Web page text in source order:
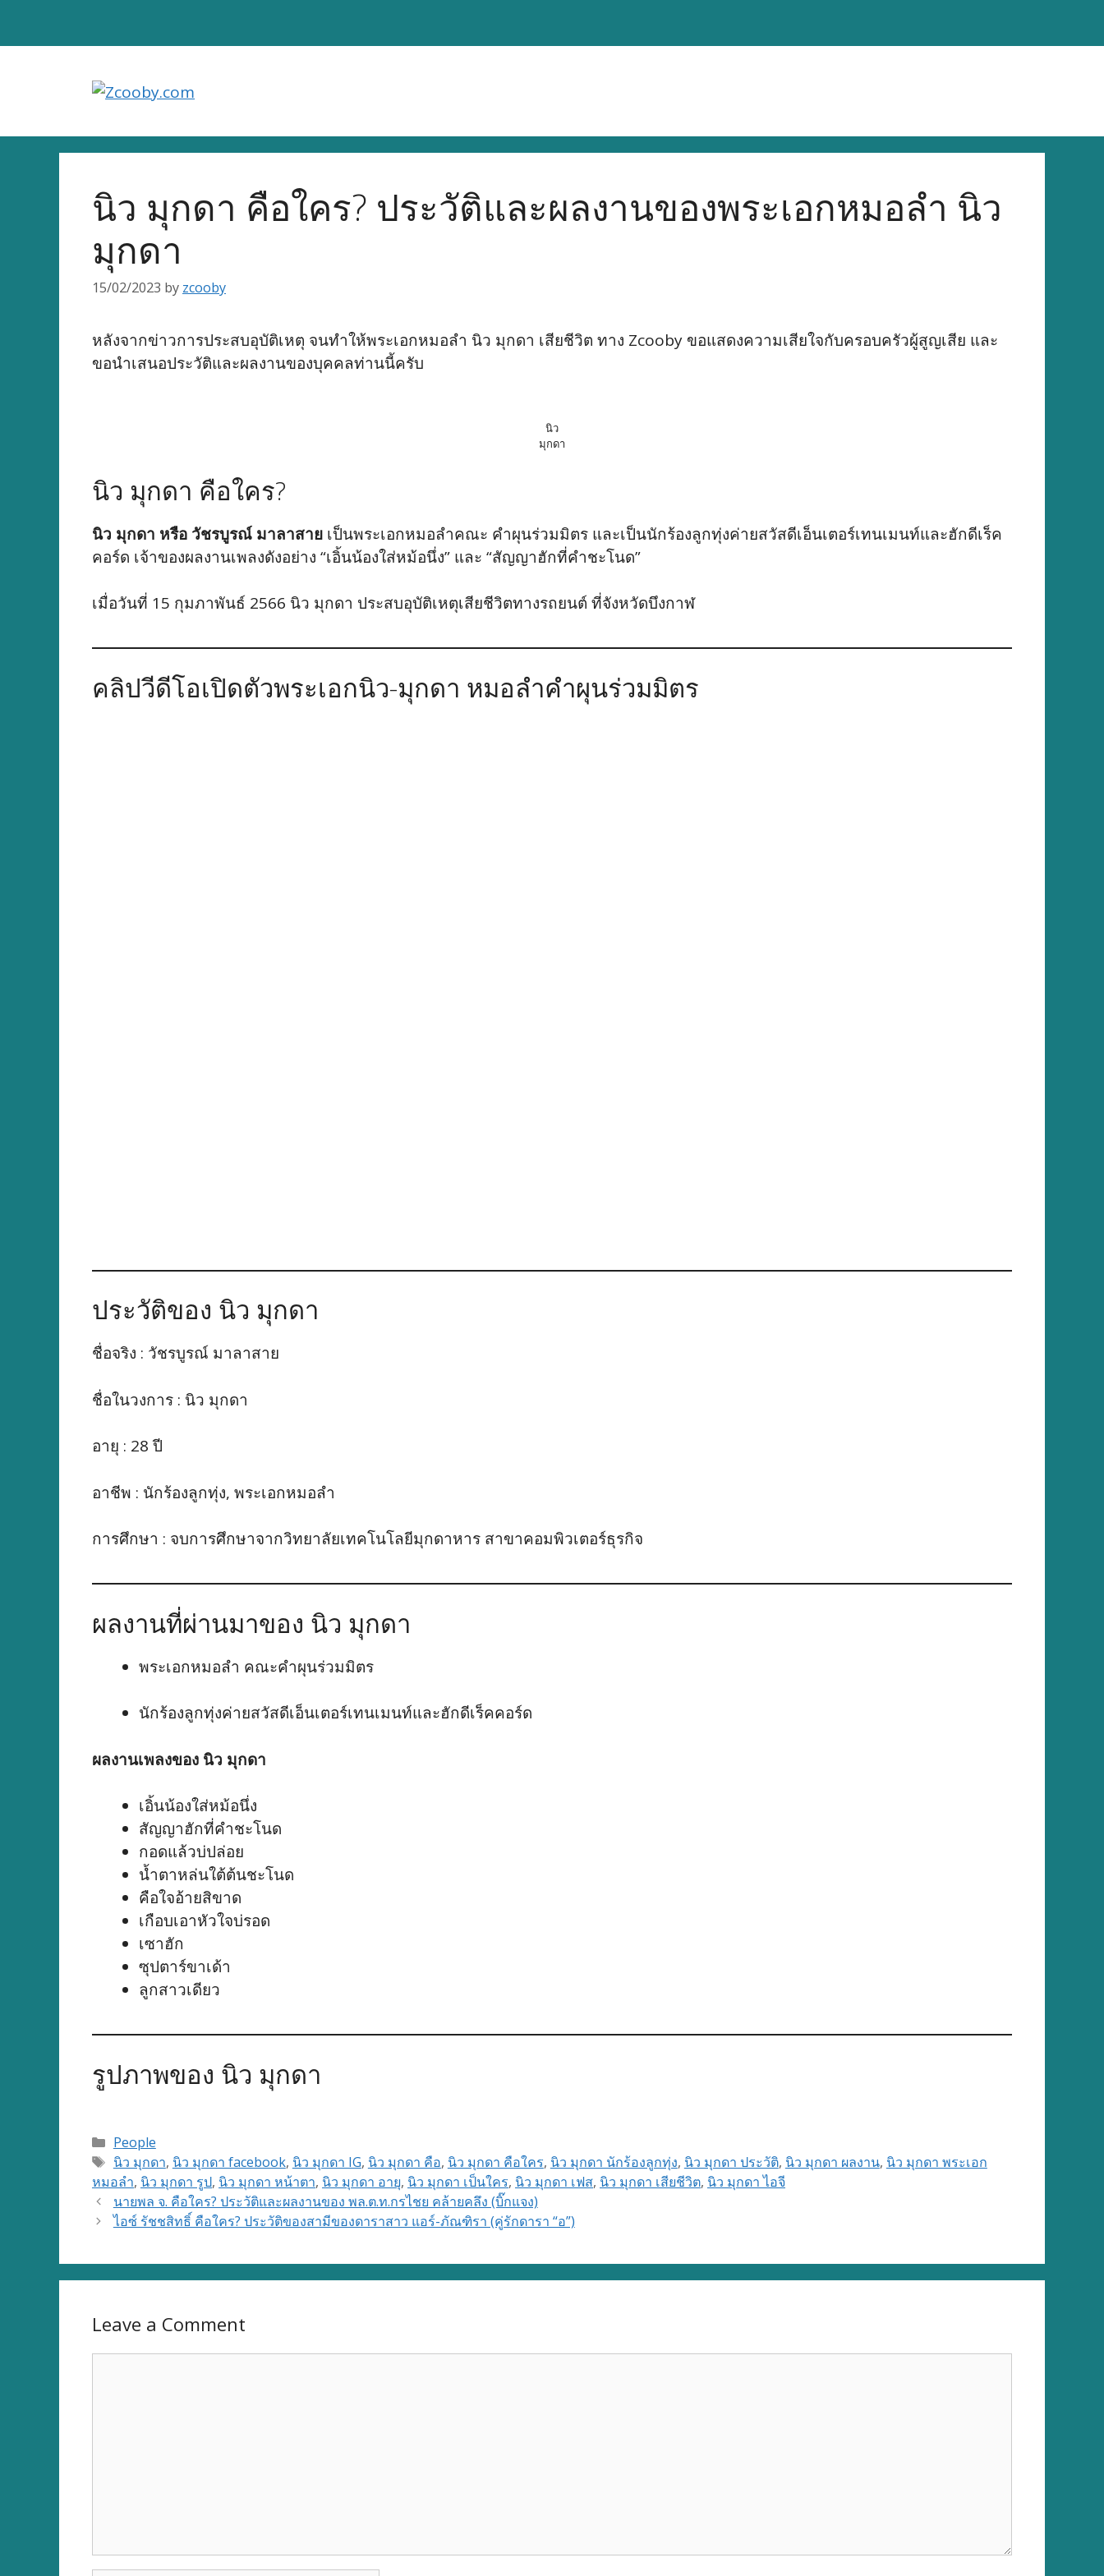
นิว มุกดา คือใคร? ประวัติและผลงานของพระเอกหมอลำ นิว
มุกดา
15/02/2023 by zcooby
หลังจากข่าวการประสบอุบัติเหตุ จนทำให้พระเอกหมอลำ นิว มุกดา เสียชีวิต ทาง Zcooby ขอแสดงความเสียใจกับครอบครัวผู้สูญเสีย และ
ขอนำเสนอประวัติและผลงานของบุคคลท่านนี้ครับ
นิว
มุกดา
นิว มุกดา คือใคร?
นิว มุกดา หรือ วัชรบูรณ์ มาลาสาย เป็นพระเอกหมอลำคณะ คำผุนร่วมมิตร และเป็นนักร้องลูกทุ่งค่ายสวัสดีเอ็นเตอร์เทนเมนท์และฮักดีเร็ค
คอร์ด เจ้าของผลงานเพลงดังอย่าง “เอิ้นน้องใส่หม้อนึ่ง” และ “สัญญาฮักที่คำชะโนด”
เมื่อวันที่ 15 กุมภาพันธ์ 2566 นิว มุกดา ประสบอุบัติเหตุเสียชีวิตทางรถยนต์ ที่จังหวัดบึงกาฬ
คลิปวีดีโอเปิดตัวพระเอกนิว-มุกดา หมอลำคำผุนร่วมมิตร
ประวัติของ นิว มุกดา
ชื่อจริง : วัชรบูรณ์ มาลาสาย
ชื่อในวงการ : นิว มุกดา
อายุ : 28 ปี
อาชีพ : นักร้องลูกทุ่ง, พระเอกหมอลำ
การศึกษา : จบการศึกษาจากวิทยาลัยเทคโนโลยีมุกดาหาร สาขาคอมพิวเตอร์ธุรกิจ
ผลงานที่ผ่านมาของ นิว มุกดา
พระเอกหมอลำ คณะคำผุนร่วมมิตร
นักร้องลูกทุ่งค่ายสวัสดีเอ็นเตอร์เทนเมนท์และฮักดีเร็คคอร์ด
ผลงานเพลงของ นิว มุกดา
เอิ้นน้องใส่หม้อนึ่ง
สัญญาฮักที่คำชะโนด
กอดแล้วบ่ปล่อย
น้ำตาหล่นใต้ต้นชะโนด
คือใจอ้ายสิขาด
เกือบเอาหัวใจบ่รอด
เซาฮัก
ซุปตาร์ขาเด้า
ลูกสาวเดียว
รูปภาพของ นิว มุกดา
Categories
People
Tags
นิว มุกดา, นิว มุกดา facebook, นิว มุกดา IG, นิว มุกดา คือ, นิว มุกดา คือใคร, นิว มุกดา นักร้องลูกทุ่ง, นิว มุกดา ประวัติ, นิว มุกดา ผลงาน, นิว มุกดา พระเอก
หมอลำ, นิว มุกดา รูป, นิว มุกดา หน้าตา, นิว มุกดา อายุ, นิว มุกดา เป็นใคร, นิว มุกดา เฟส, นิว มุกดา เสียชีวิต, นิว มุกดา ไอจี
นายพล จ. คือใคร? ประวัติและผลงานของ พล.ต.ท.กรไชย คล้ายคลึง (บิ๊กแจง)
ไอซ์ รัชชสิทธิ์ คือใคร? ประวัติของสามีของดาราสาว แอร์-ภัณฑิรา (คู่รักดารา “อ”)
Leave a Comment